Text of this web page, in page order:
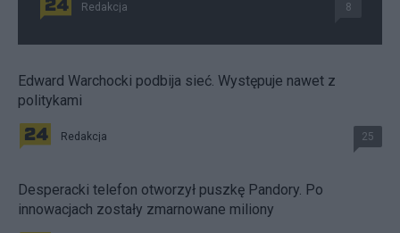
Redakcja 8
Edward Warchocki podbija sieć. Występuje nawet z
politykami
Redakcja 25
Desperacki telefon otworzył puszkę Pandory. Po
innowacjach zostały zmarnowane miliony